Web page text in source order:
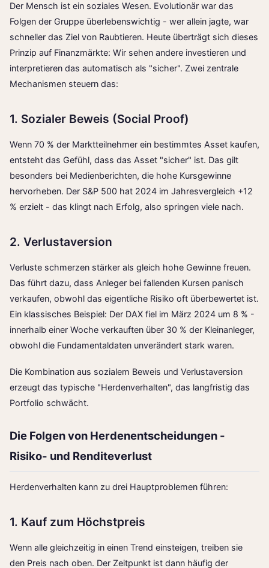
Der Mensch ist ein soziales Wesen. Evolutionär war das
Folgen der Gruppe überlebenswichtig - wer allein jagte, war
schneller das Ziel von Raubtieren. Heute überträgt sich dieses
Prinzip auf Finanzmärkte: Wir sehen andere investieren und
interpretieren das automatisch als "sicher". Zwei zentrale
Mechanismen steuern das:
1. Sozialer Beweis (Social Proof)
Wenn 70 % der Marktteilnehmer ein bestimmtes Asset kaufen,
entsteht das Gefühl, dass das Asset "sicher" ist. Das gilt
besonders bei Medienberichten, die hohe Kursgewinne
hervorheben. Der S&P 500 hat 2024 im Jahresvergleich +12
% erzielt - das klingt nach Erfolg, also springen viele nach.
2. Verlustaversion
Verluste schmerzen stärker als gleich hohe Gewinne freuen.
Das führt dazu, dass Anleger bei fallenden Kursen panisch
verkaufen, obwohl das eigentliche Risiko oft überbewertet ist.
Ein klassisches Beispiel: Der DAX fiel im März 2024 um 8 % -
innerhalb einer Woche verkauften über 30 % der Kleinanleger,
obwohl die Fundamentaldaten unverändert stark waren.
Die Kombination aus sozialem Beweis und Verlustaversion
erzeugt das typische "Herdenverhalten", das langfristig das
Portfolio schwächt.
Die Folgen von Herdenentscheidungen -
Risiko- und Renditeverlust
Herdenverhalten kann zu drei Hauptproblemen führen:
1. Kauf zum Höchstpreis
Wenn alle gleichzeitig in einen Trend einsteigen, treiben sie
den Preis nach oben. Der Zeitpunkt ist dann häufig der